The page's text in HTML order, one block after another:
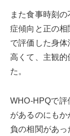
また食事時刻
症傾向と正の
で評価した身
高くて、主観
た。
WHO-HPQで評
があるのにも
負の相関があ